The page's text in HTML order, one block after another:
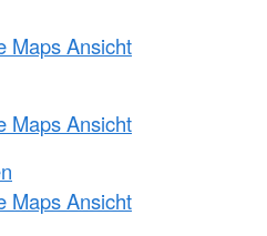
Maps Ansicht
Maps Ansicht
Maps Ansicht